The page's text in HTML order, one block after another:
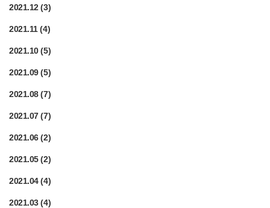
2021.12(3)
2021.11(4)
2021.10(5)
2021.09(5)
2021.08(7)
2021.07(7)
2021.06(2)
2021.05(2)
2021.04(4)
2021.03(4)